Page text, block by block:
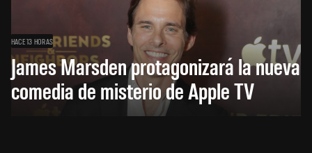
HACE 13 HORAS
James Marsden protagonizará la nueva
comedia de misterio de Apple TV